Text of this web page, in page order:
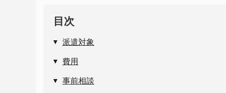
目次
派遣対象
費用
事前相談